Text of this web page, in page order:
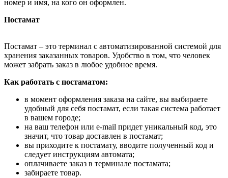
номер и имя, на кого он оформлен.
Постамат
Постамат – это терминал с автоматизированной системой для
хранения заказанных товаров. Удобство в том, что человек
может забрать заказ в любое удобное время.
Как работать с постаматом:
в момент оформления заказа на сайте, вы выбираете
удобный для себя постамат, если такая система работает
в вашем городе;
на ваш телефон или e-mail придет уникальный код, это
значит, что товар доставлен в постамат;
вы приходите к постамату, вводите полученный код и
следует инструкциям автомата;
оплачиваете заказ в терминале постамата;
забираете товар.